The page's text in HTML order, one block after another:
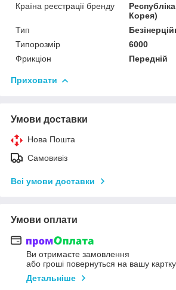
Країна реєстрації бренду
Корея)
Тип
Типорозмір
6000
Фрикціон
Передній
Приховати
Умови доставки
Нова Пошта
Самовивіз
Всі умови доставки
Умови оплати
Ви отримаєте замовлення
або гроші повернуться на вашу картку
Детальніше